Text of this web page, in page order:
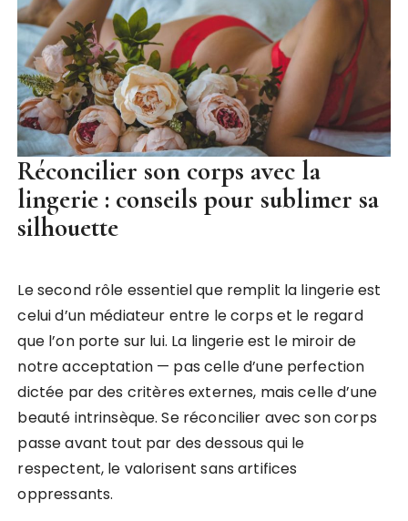
Réconcilier son corps avec la
lingerie : conseils pour sublimer sa
silhouette
Le second rôle essentiel que remplit la lingerie est
celui d’un médiateur entre le corps et le regard
que l’on porte sur lui. La lingerie est le miroir de
notre acceptation — pas celle d’une perfection
dictée par des critères externes, mais celle d’une
beauté intrinsèque. Se réconcilier avec son corps
passe avant tout par des dessous qui le
respectent, le valorisent sans artifices
oppressants.